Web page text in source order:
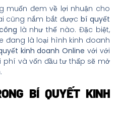
muốn đem về lợi nhuận cho
cũng nắm bắt được bí quyết
là như thế nào. Đặc biệt,
đang là loại hình kinh doanh
kinh doanh Online với với
phí và vốn đầu tư thấp sẽ mở
BÍ QUYẾT KINH